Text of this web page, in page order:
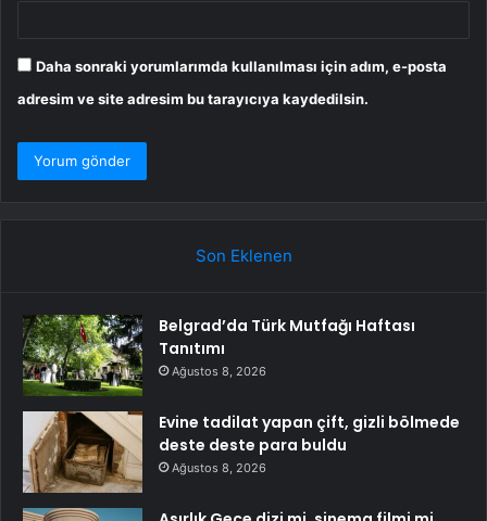
Daha sonraki yorumlarımda kullanılması için adım, e-posta
adresim ve site adresim bu tarayıcıya kaydedilsin.
Son Eklenen
Belgrad’da Türk Mutfağı Haftası
Tanıtımı
Ağustos 8, 2026
Evine tadilat yapan çift, gizli bölmede
deste deste para buldu
Ağustos 8, 2026